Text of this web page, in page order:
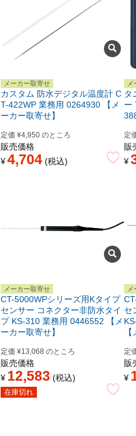
メーカー取寄せ
カスタム 防水デジタル温度計 C
T-422WP 業務用 0264930 【メ
ーカー取寄せ】
定価 ¥4,950 のところ
販売価格
¥4,704 税込
タ
ー
定
販
¥
メーカー取寄せ
CT-5000WPシリーズ用Kタイプ
センサー コネクター非防水タイ
プ KS-310 業務用 0446552 【メ
ーカー取寄せ】
定価 ¥13,068 のところ
販売価格
¥ 12,583 税込
在庫切れ
セ
定
販
¥